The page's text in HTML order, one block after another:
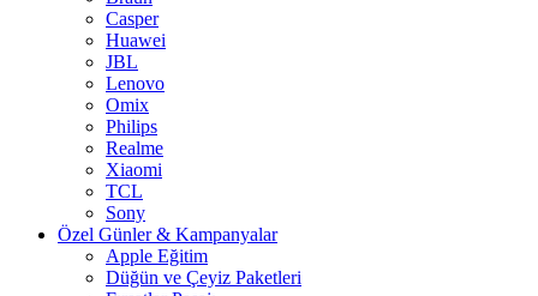
Casper
Huawei
JBL
Lenovo
Omix
Philips
Realme
Xiaomi
TCL
Sony
Özel Günler & Kampanyalar
Apple Eğitim
Düğün ve Çeyiz Paketleri